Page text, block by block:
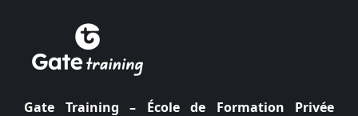
Gate Training – École de Formation Privée